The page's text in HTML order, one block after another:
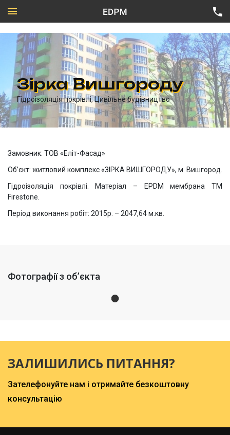
Приватний сектор
Цивільне будівництво
Промислове будівництво
Підземні об’єкти
Всі напрямки
Технічна карта Firestone
Зірка Вишгороду
Гідроізоляція покрівлі, Цивільне будівництво
Замовник: ТОВ «Еліт-Фасад»
Об’єкт: житловий комплекс «ЗІРКА ВИШГОРОДУ», м. Вишгород.
Гідроізоляція покрівлі. Матеріал – EPDM мембрана ТМ
Firestone.
Період виконання робіт: 2015р. – 2047,64 м.кв.
Фотографії з об’єкта
ЗАЛИШИЛИСЬ ПИТАННЯ?
Зателефонуйте нам і отримайте безкоштовну
консультацію